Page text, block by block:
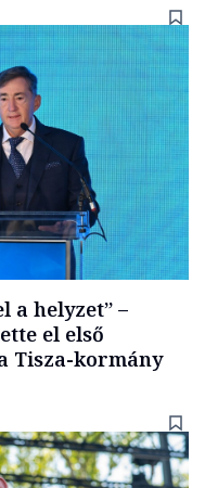
a helyzet” –
el első
Tisza-kormány